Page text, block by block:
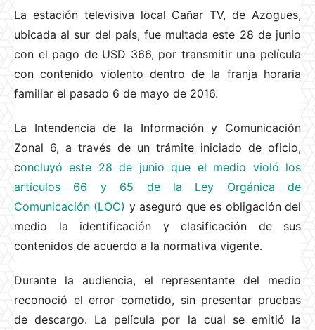
La estación televisiva local Cañar TV, de Azogues,
ubicada al sur del país, fue multada este 28 de junio
con el pago de USD 366, por transmitir una película
con contenido violento dentro de la franja horaria
familiar el pasado 6 de mayo de 2016.
La Intendencia de la Información y Comunicación
Zonal 6, a través de un trámite iniciado de oficio,
concluyó este 28 de junio que el medio violó los
artículos 66 y 65 de la Ley Orgánica de
Comunicación (LOC) y aseguró que es obligación del
medio la identificación y clasificación de sus
contenidos de acuerdo a la normativa vigente.
Durante la audiencia, el representante del medio
reconoció el error cometido, sin presentar pruebas
de descargo. La película por la cual se emitió la